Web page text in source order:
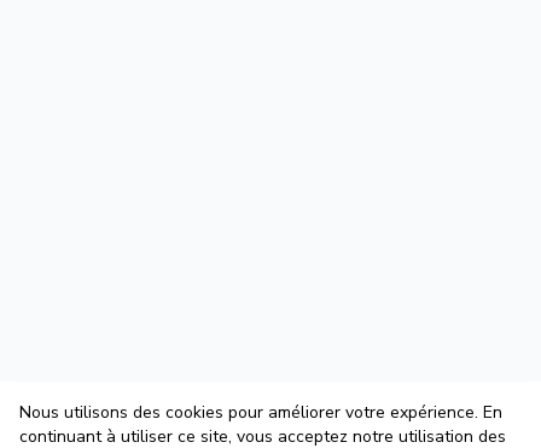
Nous utilisons des cookies pour améliorer votre expérience. En
continuant à utiliser ce site, vous acceptez notre utilisation des